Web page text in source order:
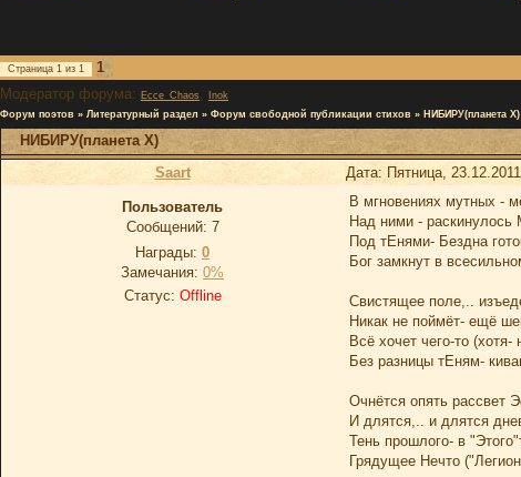
Страница 1 из 1
1
Модератор форума: Ecce_Chaos ,
Inok
Форум поэтов » Литературный раздел » Форум свободной публикации стихов » НИБИРУ(планета Х)
НИБИРУ(планета Х)
Saart
Дата: Пятница,
Пoльзoватель
Сообщений: 7
Награды: 0
Замечания: 0%
Статус: Offline
В мгновениях мутных -
Над ними - раскинулось
Под тЕнями- Бездна
Бог замкнут в
Свистящее поле,..
Никак не поймёт- ещё
Всё хочет чего-то (хотя-
Без разницы тЕням-
Очнётся опять рассвет
И длятся,.. и длятся
Тень прошлого- в
Грядущее Нечто